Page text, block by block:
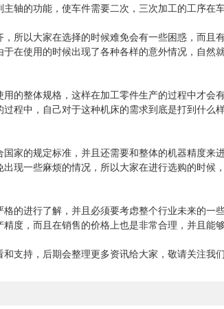
的功能，使车件需要二次，三次加工的工序在
以大家在选择的时候难免会有一些困惑，而且
在使用的时候出现了各种各样的意外情况，自
整体规格，这样在加工零件生产的过程中才会
程中，自己对于这种机床的需求到底是打到什
的规定标准，并且还需要和整体的机器精度来
现一些麻烦的情况，所以大家在进行选购的时
进行了解，并且必须要考虑整个行业未来的一
度，而且在销售的价格上也是非常合理，并且能
持，后期会整理更多资讯给大家，敬请关注我